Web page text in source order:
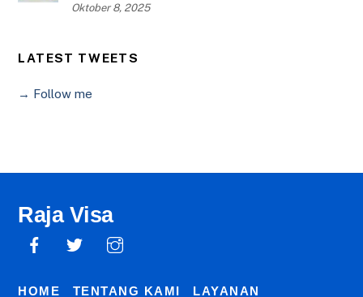
Oktober 8, 2025
LATEST TWEETS
→ Follow me
Raja Visa
HOME TENTANG KAMI LAYANAN